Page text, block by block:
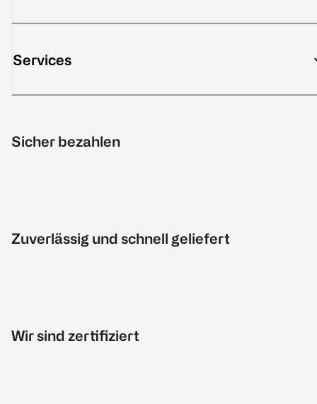
Services
Sicher bezahlen
Zuverlässig und schnell geliefert
Wir sind zertifiziert